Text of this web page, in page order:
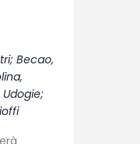
Becao,
Udogie;